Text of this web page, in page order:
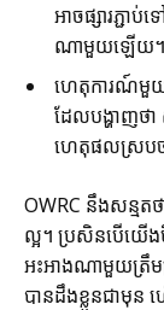
អាចផ្សារភ្ជាប់
ណាមួយឡើយ។
ហេតុការណ៍មួយ
ដែលបង្ហាញថា
ហេតុផលស្របច្
OWRC នឹងសន្មត
ល្អ។ ប្រសិនបើយើង
អះអាងណាមួយត្រឹម
បានដឹងខ្លួនជាមុន